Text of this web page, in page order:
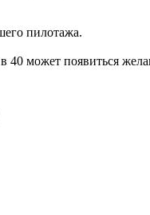
пилотажа.
в 40 может появиться